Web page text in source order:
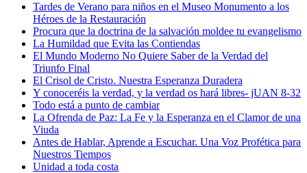
Tardes de Verano para niños en el Museo Monumento a los
Héroes de la Restauración
Procura que la doctrina de la salvación moldee tu evangelismo
La Humildad que Evita las Contiendas
El Mundo Moderno No Quiere Saber de la Verdad del
Triunfo Final
El Crisol de Cristo. Nuestra Esperanza Duradera
Y conoceréis la verdad, y la verdad os hará libres- jUAN 8-32
Todo está a punto de cambiar
La Ofrenda de Paz: La Fe y la Esperanza en el Clamor de una
Viuda
Antes de Hablar, Aprende a Escuchar. Una Voz Profética para
Nuestros Tiempos
Unidad a toda costa